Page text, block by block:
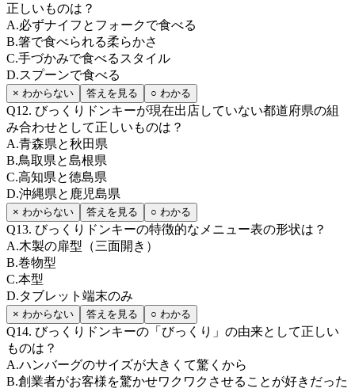
正しいものは？
A.必ずナイフとフォークで食べる
B.箸で食べられる柔らかさ
C.手づかみで食べるスタイル
D.スプーンで食べる
× わからない 答えを見る ○ わかる
Q12. びっくりドンキーが現在出店していない都道府県の組
み合わせとして正しいものは？
A.青森県と秋田県
B.鳥取県と島根県
C.高知県と徳島県
D.沖縄県と鹿児島県
× わからない 答えを見る ○ わかる
Q13. びっくりドンキーの特徴的なメニュー表の形状は？
A.木製の扉型（三面開き）
B.巻物型
C.本型
D.タブレット端末のみ
× わからない 答えを見る ○ わかる
Q14. びっくりドンキーの「びっくり」の由来として正しい
ものは？
A.ハンバーグのサイズが大きくて驚くから
B.創業者がお客様を驚かせワクワクさせることが好きだった